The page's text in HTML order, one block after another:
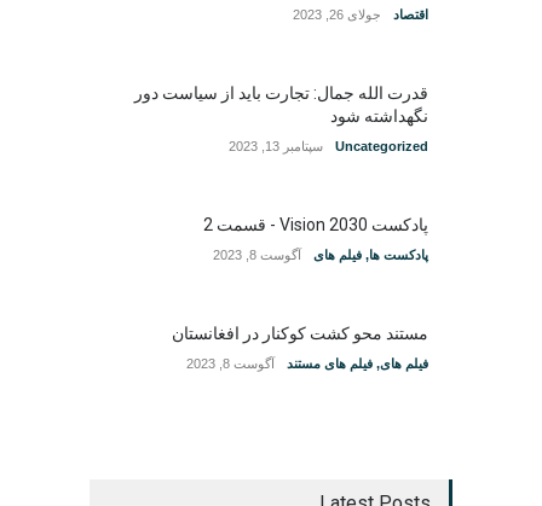
اقتصاد جولای 26, 2023
قدرت الله جمال: تجارت باید از سیاست دور
نگهداشته شود
Uncategorized سپتامبر 13, 2023
پادکست Vision 2030 - قسمت 2
پادکست ها, فیلم های آگوست 8, 2023
مستند محو کشت کوکنار در افغانستان
فیلم های, فیلم های مستند آگوست 8, 2023